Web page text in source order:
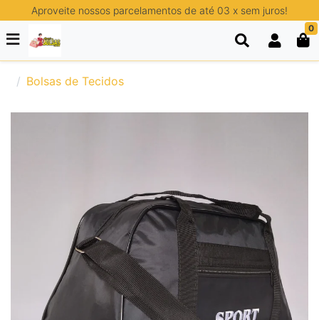
Aproveite nossos parcelamentos de até 03 x sem juros!
0
Bolsas de Tecidos